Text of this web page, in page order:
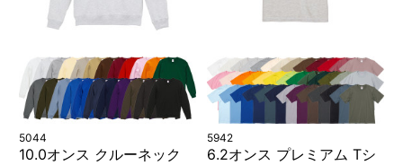
5044
10.0オンス クルーネック
5942
6.2オンス プレミアム Tシ